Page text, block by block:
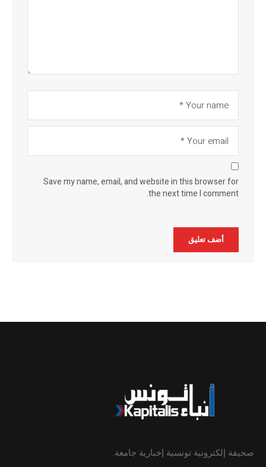
Save my name, email, and website in this browser for
the next time I comment.
صحيفة إلكترونية تونسية إخبارية جامعة.